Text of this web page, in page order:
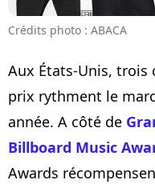
Crédits photo : ABACA
Aux États-Unis, trois
prix rythment le
année. A côté de
Billboard Music
Awards